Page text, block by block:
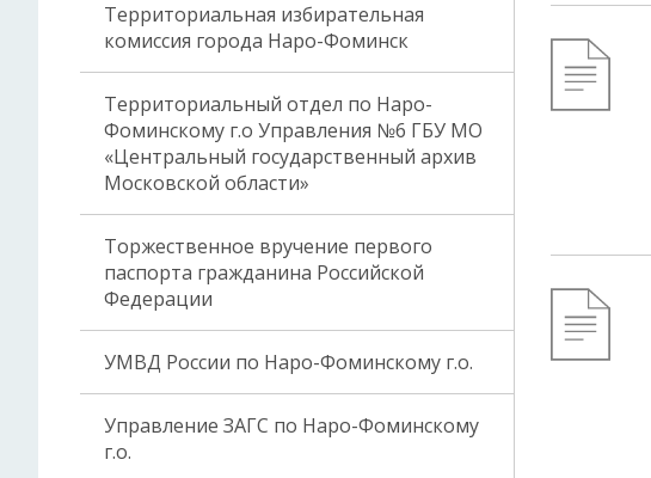
Территориальная избирательная
комиссия города Наро-Фоминск
Территориальный отдел по Наро-
Фоминскому г.о Управления №6 ГБУ МО
«Центральный государственный архив
Московской области»
Торжественное вручение первого
паспорта гражданина Российской
Федерации
УМВД России по Наро-Фоминскому г.о.
Управление ЗАГС по Наро-Фоминскому
г.о.